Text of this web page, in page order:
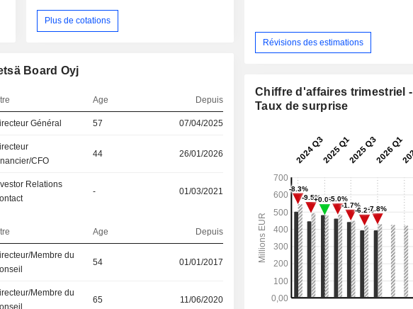
Plus de cotations
Board Oyj
Age Depuis
Général 57 07/04/2025
CFO
44 26/01/2026
Relations
- 01/03/2021
Age Depuis
Membre du
54 01/01/2017
Membre du
65 11/06/2020
Révisions des estimations
Chiffre d'affaires trimestriel -
Taux de surprise